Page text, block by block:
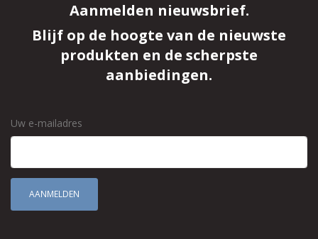
Aanmelden nieuwsbrief.
Blijf op de hoogte van de nieuwste
produkten en de scherpste
aanbiedingen.
Uw e-mailadres
AANMELDEN